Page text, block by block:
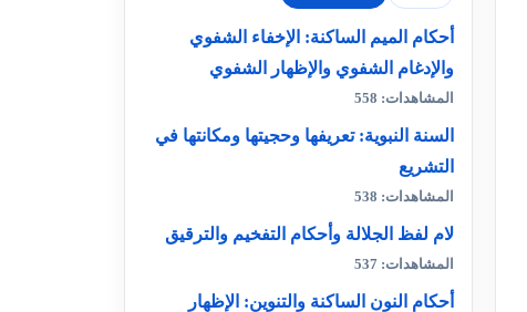
أحكام الميم الساكنة: الإخفاء الشفوي
والإدغام الشفوي والإظهار الشفوي
المشاهدات: 558
السنة النبوية: تعريفها وحجيتها ومكانتها في
التشريع
المشاهدات: 538
لام لفظ الجلالة وأحكام التفخيم والترقيق
المشاهدات: 537
أحكام النون الساكنة والتنوين: الإظهار